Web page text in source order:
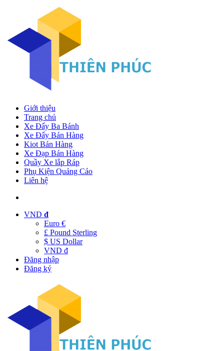
Giới thiệu
Trang chủ
Xe Đẩy Ba Bánh
Xe Đẩy Bán Hàng
Kiot Bán Hàng
Xe Đạp Bán Hàng
Quầy Xe lắp Ráp
Phụ Kiện Quảng Cáo
Liên hệ
VND đ
Euro €
£ Pound Sterling
$ US Dollar
VND đ
Đăng nhập
Đăng ký